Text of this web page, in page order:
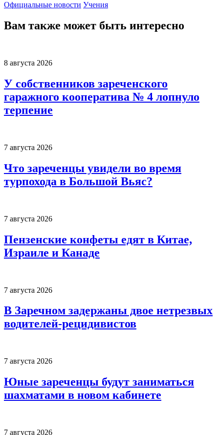
Официальные новости Учения
Вам также может быть интересно
8 августа 2026
У собственников зареченского
гаражного кооператива № 4 лопнуло
терпение
7 августа 2026
Что зареченцы увидели во время
турпохода в Большой Вьяс?
7 августа 2026
Пензенские конфеты едят в Китае,
Израиле и Канаде
7 августа 2026
В Заречном задержаны двое нетрезвых
водителей-рецидивистов
7 августа 2026
Юные зареченцы будут заниматься
шахматами в новом кабинете
7 августа 2026